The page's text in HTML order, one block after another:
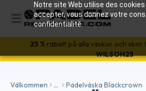
Notre site Web utilise des
accepter, vous donnez votre
confidentialité.
25 % rabatt på alla väskor och skor
WILSON25
Välkommen ... Padelväska Blackcrown